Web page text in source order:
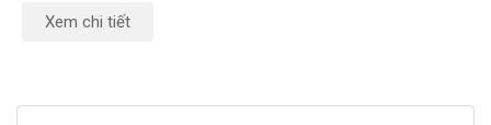
Xem chi tiết